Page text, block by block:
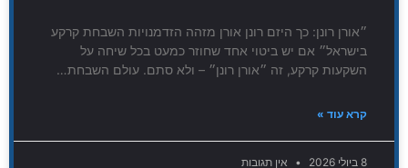
״אורן רונן: כך היזם רונן אורן מזהה הזדמנויות השבחת קרקע
בישראל״ אם יש ביטוי אחד שחוזר כמעט בכל שיחה על
השקעות קרקע, זה ״אורן רונן״ – ולא סתם. עולם השבחת…
קרא עוד »
8 ביולי 2026 אין תגובות